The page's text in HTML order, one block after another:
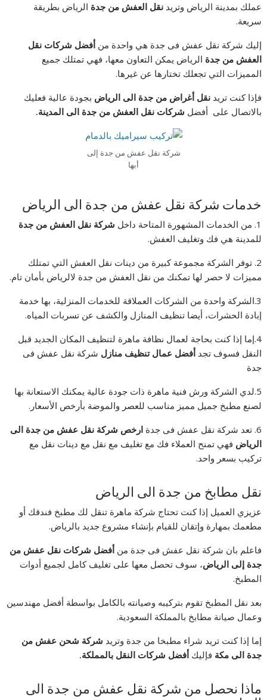
عملك بمدينة الرياض وتريدنقل العفش من جدة الرياض بطريقة
سريعة.
إليك شركة نقل عفش فى جدة هي واحدة منأفضل شركات نقل
العفش من جدة الرياض يمكن التعاون معها، فهي تمتلك جميع
المميزات التي تجعلك تختارها عن غيرها.
فإذا كنت تريدنقل أغراض من جدة الى الرياض بجودة عالية فعليك
بالاتصال على أفضل شركات نقل العفش من جدة الى المدينة.
شركة نقل عفش من جدة إلى
أبها
خدمات شركة نقل عفش من جدة الى الرياض
1. من الخدمات المشهورة المتاحة داخل
شركة نقل العفش من جدة
للمدينة هي فك وتغليف العفش.
2. توفر الشركة مجموعة كبيرة من دينات نقل العفش التي تمتلك
مميزات لا حصر لها تمكنك من نقل العفش من جدة لالرياض بأمان تام.
3.الشركة واحدة من الشركات العملاقة للخدمات المنزلية، بها خدمة
إبادة الحشرات، أيضا تنظيف المنازل والكشف عن تسربات المياه.
4.إما إذا كنت بحاجة لعمال نظافة ماهرة لتنظيف المكان الجديد قبل
النقل فسوف تجدأفضل عمال تنظيف منازل شركة نقل عفش فى
جدة
5.لدي الشركة ورش فنية ماهرة ذات جودة عالية يمكنك الاستعانة بها
لصنع مطبخ جميل مميز مناسب للعصر والموضة بأرخص الأسعار.
6. تعد شركة نقل عفش فى جدة
ارخص شركة نقل عفش من جدة الى
الرياض فهي تمنح العملاء فك مع تغليف مع نقل مع دينات نقل مع
تركيب بسعر واحد.
نقل مطابخ من جدة الى الرياض
عزيزي العميل إذا كنت تحتاج شركة ماهرة تنقل لك مطبخ فندقك أو
مطعمك بمهارة وإتقان للقيام بإنشاء مشروع جديد بالرياض.
فاعلم بان شركة نقل عفش فى جدة منأفضل شركات نقل عفش من
جدة إلى الرياض، سوف تحصل معها على تغليف كامل لجميع أدوات
المطبخ.
بعد نقل المطبخ تقوم بتركيبه وصيانته بالكامل بواسطة أفضل مهندسين
وعمال صيانة مطابخ بالمملكة السعودية.
إما إذا كنت تريد شراء مطبخا من جدة وتريد شركة شحن عفش من
جدة الى مكة فإليكأفضل شركات النقل بالمملكة.
ماذا نحصل من شركة نقل عفش من جدة الى